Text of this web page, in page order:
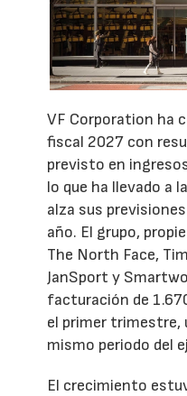
VF Corporation ha
fiscal 2027 con
previsto en
lo que ha llevado a
alza sus
año. El grupo,
The North Face,
JanSport y
facturación de
el primer trimestre,
mismo periodo del
El crecimiento